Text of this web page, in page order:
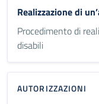
Realizzazione di
Procedimento di
disabili
AUTORIZZAZIONI